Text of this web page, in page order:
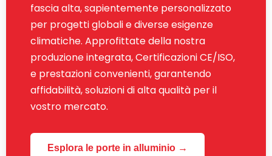
fascia alta, sapientemente personalizzato
per progetti globali e diverse esigenze
climatiche. Approfittate della nostra
produzione integrata, Certificazioni CE/ISO,
e prestazioni convenienti, garantendo
affidabilità, soluzioni di alta qualità per il
vostro mercato.
Esplora le porte in alluminio →